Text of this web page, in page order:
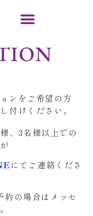
ンをご希望の方
付けください。
、3名様以上での
にてご連絡くださ
約の場合はメッセ